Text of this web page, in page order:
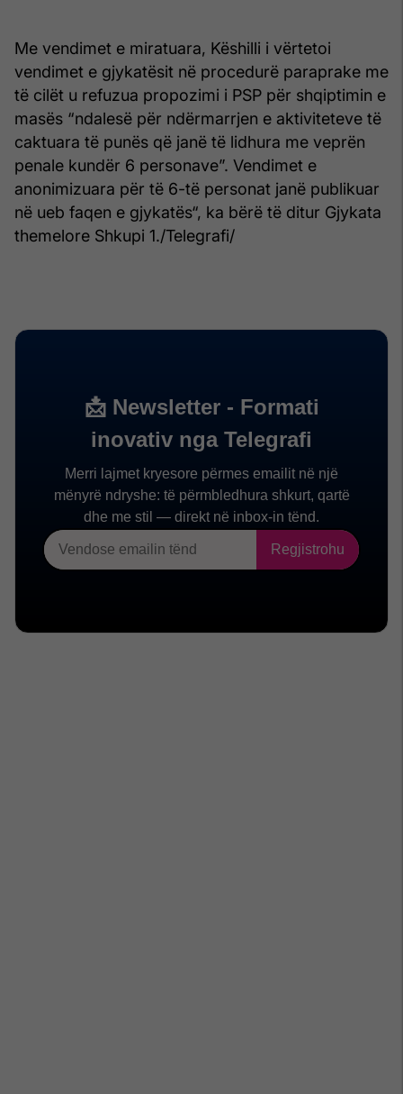
Me vendimet e miratuara, Këshilli i vërtetoi
vendimet e gjykatësit në procedurë paraprake me
të cilët u refuzua propozimi i PSP për shqiptimin e
masës “ndalesë për ndërmarrjen e aktiviteteve të
caktuara të punës që janë të lidhura me veprën
penale kundër 6 personave”. Vendimet e
anonimizuara për të 6-të personat janë publikuar
në ueb faqen e gjykatës“, ka bërë të ditur Gjykata
themelore Shkupi 1./Telegrafi/